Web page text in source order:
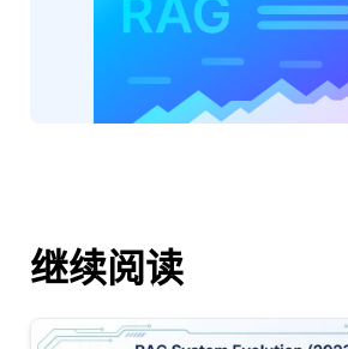
继续阅读